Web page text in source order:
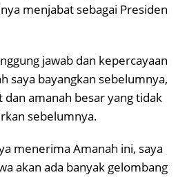
menjabat sebagai Presiden
jawab dan kepercayaan
saya bayangkan sebelumnya,
amanah besar yang tidak
sebelumnya.
menerima Amanah ini, saya
akan ada banyak gelombang